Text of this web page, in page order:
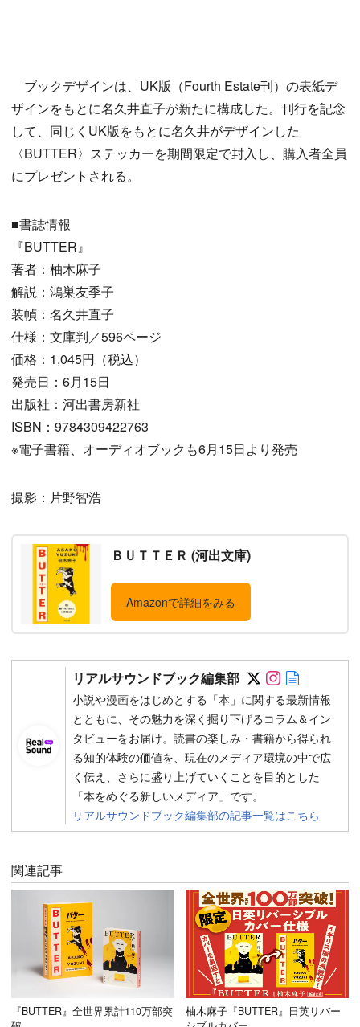
ブックデザインは、UK版（Fourth Estate刊）の表紙デ
ザインをもとに名久井直子が新たに構成した。刊行を記念
して、同じくUK版をもとに名久井がデザインした
〈BUTTER〉ステッカーを期間限定で封入し、購入者全員
にプレゼントされる。
■書誌情報
『BUTTER』
著者：柚木麻子
解説：鴻巣友季子
装幀：名久井直子
仕様：文庫判／596ページ
価格：1,045円（税込）
発売日：6月15日
出版社：河出書房新社
ISBN：9784309422763
※電子書籍、オーディオブックも6月15日より発売
撮影：片野智浩
ＢＵＴＴＥＲ (河出文庫)
Amazonで詳細をみる
リアルサウンドブック編集部 Follow on
Follow on
小説や漫画をはじめとする「本」に関する最新情報
とともに、その魅力を深く掘り下げるコラム＆イン
タビューをお届け。読書の楽しみ・書籍から得られ
る知的体験の価値を、現在のメディア環境の中で広
く伝え、さらに盛り上げていくことを目的とした
「本をめぐる新しいメディア」です。
リアルサウンドブック編集部の記事一覧はこちら
関連記事
『BUTTER』全世界累計110万部突
柚木麻子『BUTTER』日英リバー